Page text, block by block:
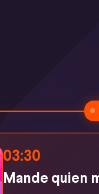
03:30
Mande quien